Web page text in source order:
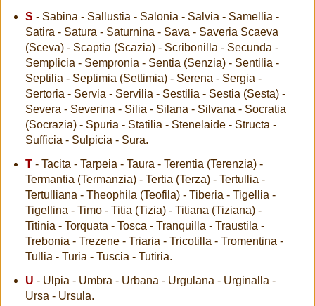
S - Sabina - Sallustia - Salonia - Salvia - Samellia -
Satira - Satura - Saturnina - Sava - Saveria Scaeva
(Sceva) - Scaptia (Scazia) - Scribonilla - Secunda -
Semplicia - Sempronia - Sentia (Senzia) - Sentilia -
Septilia - Septimia (Settimia) - Serena - Sergia -
Sertoria - Servia - Servilia - Sestilia - Sestia (Sesta) -
Severa - Severina - Silia - Silana - Silvana - Socratia
(Socrazia) - Spuria - Statilia - Stenelaide - Structa -
Sufficia - Sulpicia - Sura.
T - Tacita - Tarpeia - Taura - Terentia (Terenzia) -
Termantia (Termanzia) - Tertia (Terza) - Tertullia -
Tertulliana - Theophila (Teofila) - Tiberia - Tigellia -
Tigellina - Timo - Titia (Tizia) - Titiana (Tiziana) -
Titinia - Torquata - Tosca - Tranquilla - Traustila -
Trebonia - Trezene - Triaria - Tricotilla - Tromentina -
Tullia - Turia - Tuscia - Tutiria.
U - Ulpia - Umbra - Urbana - Urgulana - Urginalla -
Ursa - Ursula.